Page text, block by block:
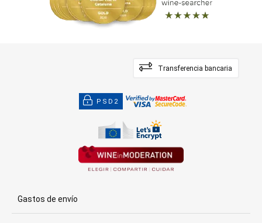
Transferencia bancaria
PSD2
Gastos de envío